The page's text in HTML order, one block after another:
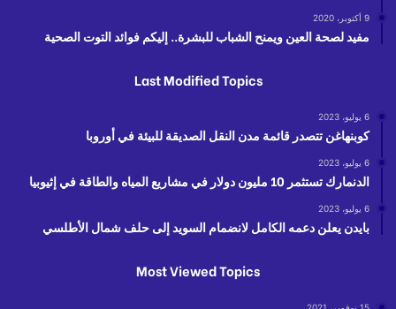
9 أكتوبر، 2020
مفيد لصحة العين ويمنح الشباب للبشرة.. إليكم فوائد التوت الصحية
Last Modified Topics
6 يوليو، 2023
كوبنهاغن تتصدر قائمة مدن النقل الصديقة للبيئة في أوروبا
6 يوليو، 2023
الدنمارك تستثمر 10 مليون دولار في مشاريع المياه والطاقة في إثيوبيا
6 يوليو، 2023
بايدن يعلن دعمه الكامل لانضمام السويد إلى حلف شمال الأطلسي
Most Viewed Topics